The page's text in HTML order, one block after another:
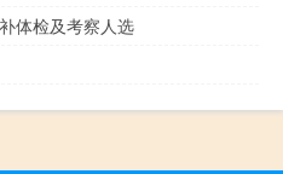
体检及考察人选